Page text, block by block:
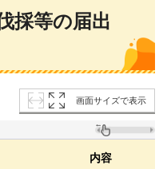
採等の届出
画面サイズで表示
内容